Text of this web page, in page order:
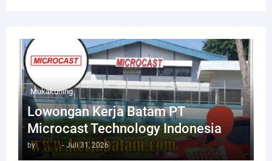
Mukakuning
Lowongan Kerja Batam PT
Microcast Technology Indonesia
by Admin - Juli 31, 2026